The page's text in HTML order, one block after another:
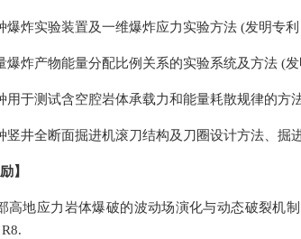
爆炸实验装置及一维爆炸应力实验方法 (发明专
爆炸产物能量分配比例关系的实验系统及方法 (
用于测试含空腔岩体承载力和能量耗散规律的方
竖井全断面掘进机滚刀结构及刀圈设计方法、掘
】
高地应力岩体爆破的波动场演化与动态破裂机